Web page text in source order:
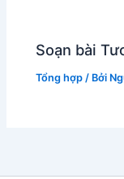
Soạn bài
Tổng hợp / Bởi